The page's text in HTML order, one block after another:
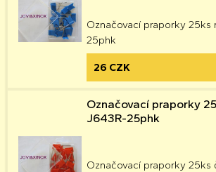
Označovací praporky
25phk
26 CZK
Označovací praporky
J643R-25phk
Označovací praporky 25ks